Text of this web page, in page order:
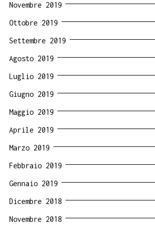
Novembre 2019
Ottobre 2019
Settembre 2019
Agosto 2019
Luglio 2019
Giugno 2019
Maggio 2019
Aprile 2019
Marzo 2019
Febbraio 2019
Gennaio 2019
Dicembre 2018
Novembre 2018